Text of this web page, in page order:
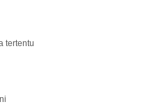
tertentu